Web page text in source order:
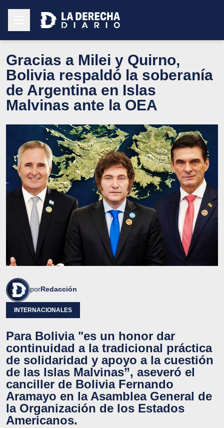
Gracias a Milei y Quirno,
Bolivia respaldó la soberanía
de Argentina en Islas
Malvinas ante la OEA
porRedacción
INTERNACIONALES
Para Bolivia "es un honor dar
continuidad a la tradicional práctica
de solidaridad y apoyo a la cuestión
de las Islas Malvinas”, aseveró el
canciller de Bolivia Fernando
Aramayo en la Asamblea General de
la Organización de los Estados
Americanos.